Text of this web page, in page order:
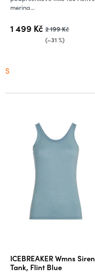
1 499 Kč 2 199 Kč
(–31 %)
merina...
S
ICEBREAKER Wmns Siren
Tank, Flint Blue